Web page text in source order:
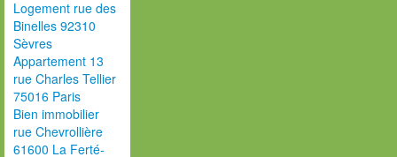
Logement rue des
Binelles 92310
Sèvres
Appartement 13
rue Charles Tellier
75016 Paris
Bien immobilier
rue Chevrollière
61600 La Ferté-